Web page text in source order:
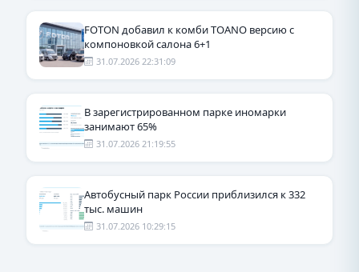
FOTON добавил к комби TOANO версию с
компоновкой салона 6+1
31.07.2026 22:31:09
В зарегистрированном парке иномарки
занимают 65%
31.07.2026 21:19:55
Автобусный парк России приблизился к 332
тыс. машин
31.07.2026 10:29:15